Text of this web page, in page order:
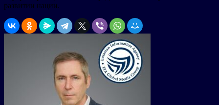
развитии нации.